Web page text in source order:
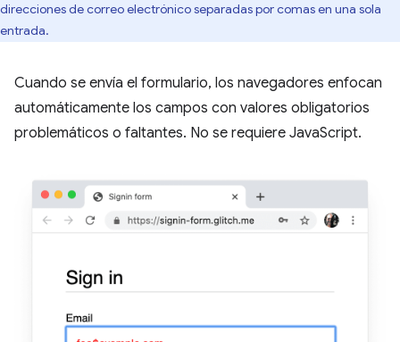
direcciones de correo electrónico separadas por comas en una sola
entrada.
Cuando se envía el formulario, los navegadores enfocan
automáticamente los campos con valores obligatorios
problemáticos o faltantes. No se requiere JavaScript.